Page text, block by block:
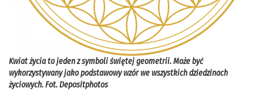
Kwiat życia to jeden z symboli świętej geometrii. Może być
wykorzystywany jako podstawowy wzór we wszystkich dziedzinach
życiowych.Fot. Depositphotos